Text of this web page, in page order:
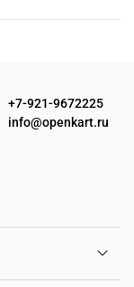
+7-921-9672225
info@openkart.ru